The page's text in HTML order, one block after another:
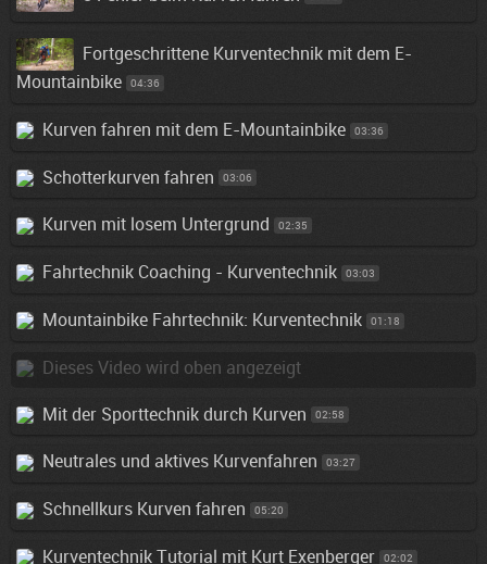
Fortgeschrittene Kurventechnik mit dem E-
Mountainbike
04:36
Kurven fahren mit dem E-Mountainbike 03:36
Schotterkurven fahren 03:06
Kurven mit losem Untergrund 02:35
Fahrtechnik Coaching - Kurventechnik 03:03
Mountainbike Fahrtechnik: Kurventechnik 01:18
Dieses Video wird oben angezeigt
Mit der Sporttechnik durch Kurven 02:58
Neutrales und aktives Kurvenfahren 03:27
Schnellkurs Kurven fahren 05:20
Kurventechnik Tutorial mit Kurt Exenberger 02:02